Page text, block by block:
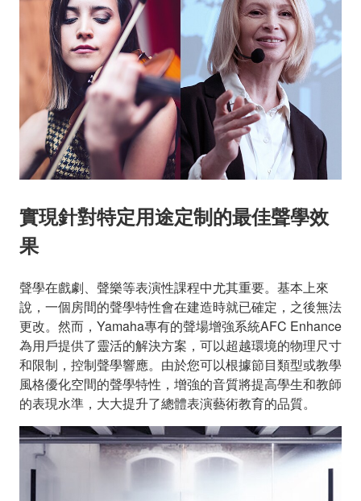
實現針對特定用途定制的最佳聲學效
果
聲學在戲劇、聲樂等表演性課程中尤其重要。基本上來
說，一個房間的聲學特性會在建造時就已確定，之後無法
更改。然而，Yamaha專有的聲場增強系統AFC Enhance
為用戶提供了靈活的解決方案，可以超越環境的物理尺寸
和限制，控制聲學響應。由於您可以根據節目類型或教學
風格優化空間的聲學特性，增強的音質將提高學生和教師
的表現水準，大大提升了總體表演藝術教育的品質。